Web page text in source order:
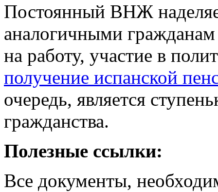
Постоянный ВНЖ
аналогичными
на работу, участие в
получение испанской
очередь, является
гражданства.
Полезные ссылки:
Все документы,